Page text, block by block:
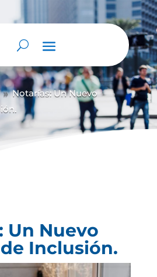
9 Notarías: Un Nuevo
Un Nuevo
Inclusión.